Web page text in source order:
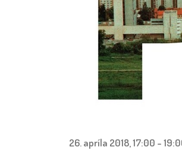
26. apríla 2018, 17:00 -